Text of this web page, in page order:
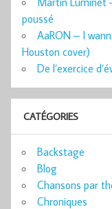
poussé
AaRON – I
Houston cover)
De l’exercice
CATÉGORIES
Backstage
Blog
Chansons par
Chroniques